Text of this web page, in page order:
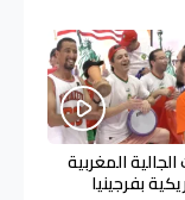
الجالية المغربية
بفرجينيا